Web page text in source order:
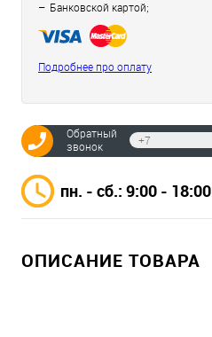
Банковской картой;
Подробнее про оплату
Обратный
звонок
пн. - сб.: 9:00 - 18:00
ОПИСАНИЕ ТОВАРА